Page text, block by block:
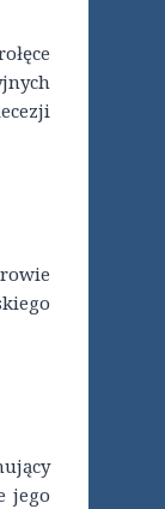
jego